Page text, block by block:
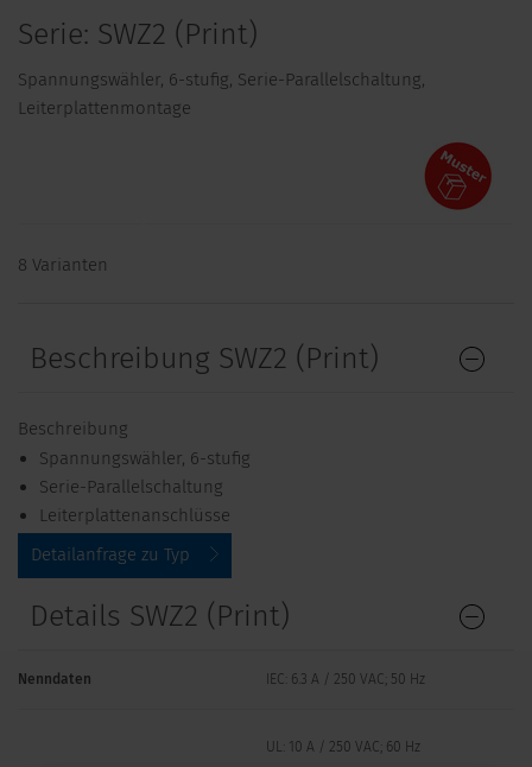
Serie: SWZ2 (Print)
Spannungswähler, 6-stufig, Serie-Parallelschaltung,
Leiterplattenmontage
8 Varianten
Beschreibung SWZ2 (Print)
Beschreibung
Spannungswähler, 6-stufig
Serie-Parallelschaltung
Leiterplattenanschlüsse
Detailanfrage zu Typ
Details SWZ2 (Print)
Nenndaten IEC: 6.3 A / 250 VAC; 50 Hz
UL: 10 A / 250 VAC; 60 Hz